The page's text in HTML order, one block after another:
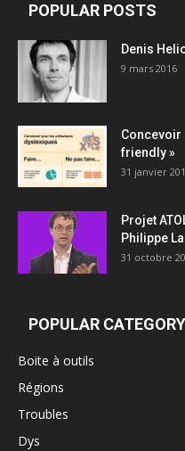
POPULAR POSTS
Denis
9 mars 2016
Concevoir
friendly »
31 janvier
Projet
Philippe
31 octobre
POPULAR CATEGORY
Boite à outils
Régions
Troubles
Dys